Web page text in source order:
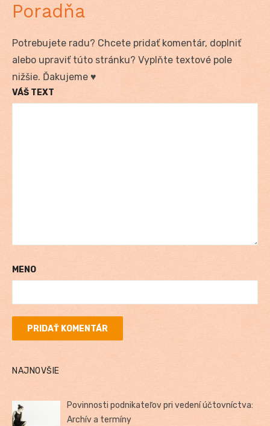
Poradňa
Potrebujete radu? Chcete pridať komentár, doplniť
alebo upraviť túto stránku? Vyplňte textové pole
nižšie. Ďakujeme ♥
VÁŠ TEXT
MENO
NAJNOVŠIE
Povinnosti podnikateľov pri vedení účtovníctva:
Archív a termíny